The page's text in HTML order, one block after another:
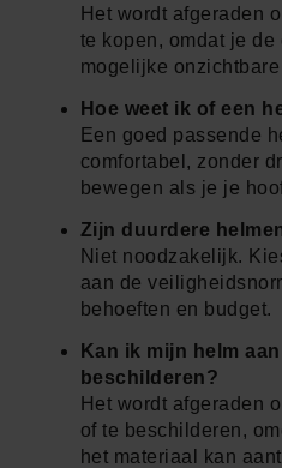
Het wordt afgeraden
te kopen, omdat je
mogelijke
Hoe weet ik of een
Een goed passende
comfortabel, zonder
bewegen als je je
Zijn duurdere
Niet noodzakelijk.
aan de
behoeften en budget.
Kan ik mijn helm
beschilderen?
Het wordt afgeraden
of te beschilderen,
het materiaal kan